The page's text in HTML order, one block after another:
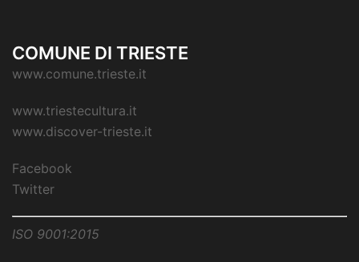
COMUNE DI TRIESTE
www.comune.trieste.it
www.triestecultura.it
www.discover-trieste.it
Facebook
Twitter
ISO 9001:2015